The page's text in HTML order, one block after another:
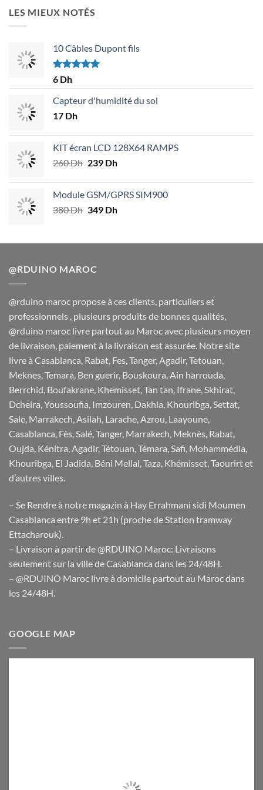
LES MIEUX NOTÉS
10 Câbles Dupont fils
Note
6 Dh
Capteur d'humidité du sol
17 Dh
KIT écran LCD 128X64 RAMPS
260Dh Le
était :
260 Dh.
239 DhLe
est :
239 Dh.
Module GSM/GPRS SIM900
380Dh Le
était :
349 DhLe
est :
@RDUINO MAROC
@rduino maroc propose à ces clients, particuliers et
professionnels , plusieurs produits de bonnes qualités,
@rduino maroc livre partout au Maroc avec plusieurs moyen
de livraison, paiement à la livraison est assurée. Notre site
livre à Casablanca, Rabat, Fes, Tanger, Agadir, Tetouan,
Meknes, Temara, Ben guerir, Bouskoura, Ain harrouda,
Berrchid, Boufakrane, Khemisset, Tan tan, Ifrane, Skhirat,
Dcheira, Youssoufia, Imzouren, Dakhla, Khouribga, Settat,
Sale, Marrakech, Asilah, Larache, Azrou, Laayoune,
Casablanca, Fès, Salé, Tanger, Marrakech, Meknès, Rabat,
Oujda, Kénitra, Agadir, Tétouan, Témara, Safi, Mohammédia,
Khouribga, El Jadida, Béni Mellal, Taza, Khémisset, Taourirt et
d’autres villes.
– Se Rendre à notre magazin à Hay Errahmani sidi Moumen
Casablanca entre 9h et 21h (proche de Station tramway
Ettacharouk).
– Livraison à partir de @RDUINO Maroc: Livraisons
seulement sur la ville de Casablanca dans les 24/48H.
– @RDUINO Maroc livre à domicile partout au Maroc dans
les 24/48H.
GOOGLE MAP